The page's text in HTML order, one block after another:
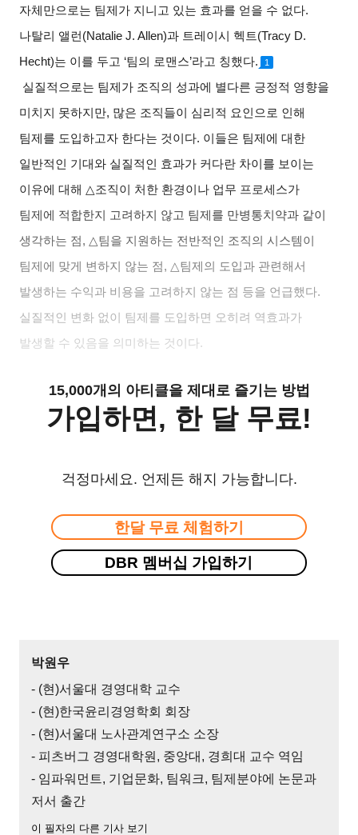
자체만으로는 팀제가 지니고 있는 효과를 얻을 수 없다.
나탈리 앨런 (Natalie J. Allen)과 트레이시 헥트(Tracy D.
Hecht)는 이를 두고 ‘팀의 로맨스’라고 칭했다. 1
실질적으로는 팀제가 조직의 성과에 별다른 긍정적 영향을
미치지 못하지만, 많은 조직들이 심리적 요인으로 인해
팀제를 도입하고자 한다는 것이다. 이들은 팀제에 대한
일반적인 기대와 실질적인 효과가 커다란 차이를 보이는
이유에 대해 △조직이 처한 환경이나 업무 프로세스가
팀제에 적합한지 고려하지 않고 팀제를 만병통치약과 같이
생각하는 점, △팀을 지원하는 전반적인 조직의 시스템이
팀제에 맞게 변하지 않는 점, △팀제의 도입과 관련해서
발생하는 수익과 비용을 고려하지 않는 점 등을 언급했다.
실질적인 변화 없이 팀제를 도입하면 오히려 역효과가
발생할 수 있음을 의미하는 것이다.
15,000개의 아티클을 제대로 즐기는 방법
가입하면, 한 달 무료!
걱정마세요. 언제든 해지 가능합니다.
한달 무료 체험하기
DBR 멤버십 가입하기
박원우
- (현)서울대 경영대학 교수
- (현)한국윤리경영학회 회장
- (현)서울대 노사관계연구소 소장
- 피츠버그 경영대학원, 중앙대, 경희대 교수 역임
- 임파워먼트, 기업문화, 팀워크, 팀제분야에 논문과
저서 출간
이 필자의 다른 기사 보기